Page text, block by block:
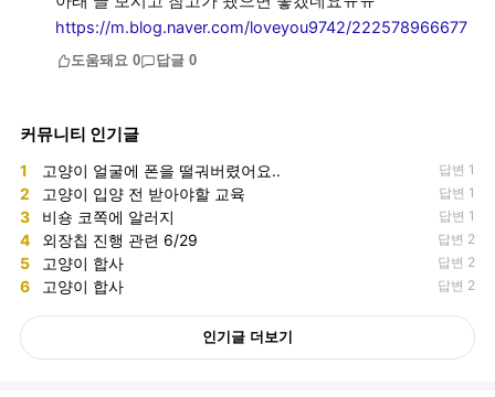
https://m.blog.naver.com/loveyou9742/222578966677
도움돼요 0 답글 0
커뮤니티 인기글
1 고양이 얼굴에 폰을 떨궈버렸어요.. 답변 1
2 고양이 입양 전 받아야할 교육 답변 1
3 비숑 코쪽에 알러지 답변 1
4 외장칩 진행 관련 6/29 답변 2
5 고양이 합사 답변 2
6 고양이 합사 답변 2
인기글 더보기